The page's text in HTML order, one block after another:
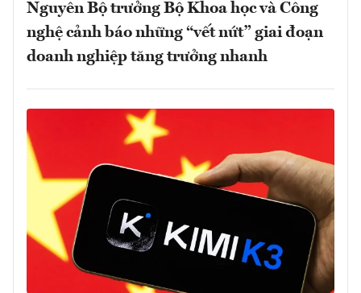
Nguyên Bộ trưởng Bộ Khoa học và Công
nghệ cảnh báo những “vết nứt” giai đoạn
doanh nghiệp tăng trưởng nhanh